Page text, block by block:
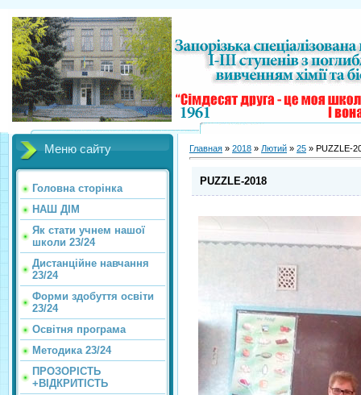
Меню сайту
Головна сторінка
НАШ ДІМ
Як стати учнем нашої
школи 23/24
Дистанційне навчання
23/24
Форми здобуття освіти
23/24
Освітня програма
Методика 23/24
ПРОЗОРІСТЬ
+ВІДКРИТІСТЬ
Главная » 2018 » Лютий » 25 » PUZZLE-
PUZZLE-2018